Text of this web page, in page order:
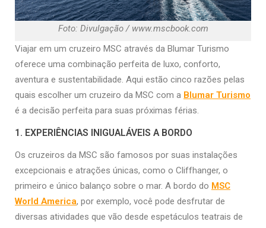
Foto: Divulgação / www.mscbook.com
Viajar em um cruzeiro MSC através da Blumar Turismo
oferece uma combinação perfeita de luxo, conforto,
aventura e sustentabilidade. Aqui estão cinco razões pelas
quais escolher um cruzeiro da MSC com a Blumar Turismo
é a decisão perfeita para suas próximas férias.
1. EXPERIÊNCIAS INIGUALÁVEIS A BORDO
Os cruzeiros da MSC são famosos por suas instalações
excepcionais e atrações únicas, como o Cliffhanger, o
primeiro e único balanço sobre o mar. A bordo do MSC
World America, por exemplo, você pode desfrutar de
diversas atividades que vão desde espetáculos teatrais de